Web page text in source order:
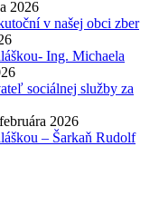
2026
v našej obci zber
Ing. Michaela
sociálnej služby za
2026
– Šarkaň Rudolf